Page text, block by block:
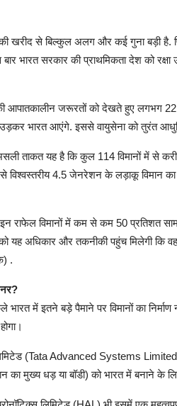
खरीद से बिल्कुल अलग और कई गुना बड़ी है.
सरकार की प्राथमिकता देश को रक्षा
आपातकालीन जरूरतों को देखते हुए लगभग
भारत आएंगे. इससे वायुसेना को तुरंत
ताकत यह है कि कुल 114 विमानों में से
विश्वस्तरीय 4.5 जेनरेशन के लड़ाकू विमान
राफेल विमानों में कम से कम 50 प्रतिशत
यह अधिकार और तकनीकी पहुंच मिलेगी कि
.
में इतने बड़े पैमाने पर विमानों का
(Tata Advanced Systems
मुख्य धड़ या बॉडी) को भारत में बनाने के